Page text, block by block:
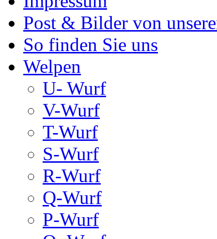
Post & Bilder von
So finden Sie uns
Welpen
U- Wurf
V-Wurf
T-Wurf
S-Wurf
R-Wurf
Q-Wurf
P-Wurf